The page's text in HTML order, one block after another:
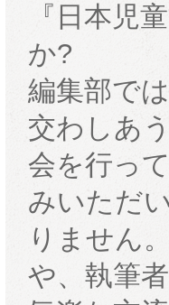
『日本児
か?
編集部で
交わしあ
会を行っ
みいただ
りません
や、執筆